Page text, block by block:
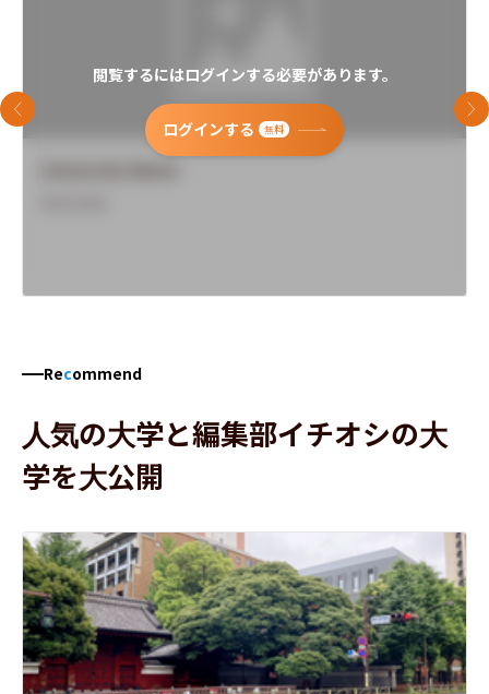
閲覧するにはログインする必要があります。
ログインする 無料
前のスライド 次
Recommend
人気の大学と編集部イチオシの大
学を大公開